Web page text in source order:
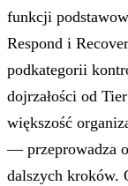
funkcji
Respond i
podkategorii
dojrzałości od
większość
— przeprowadza
dalszych kroków.